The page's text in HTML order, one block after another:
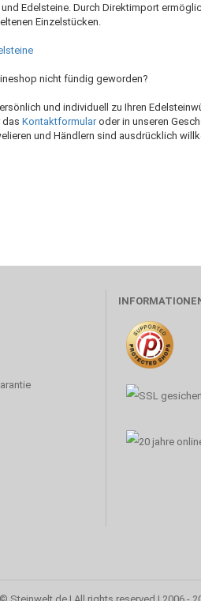
Edelsteine. Durch Direktimport
Einzelstücken.
nicht fündig geworden?
und individuell zu Ihren
das Kontaktformularoder in unseren
und Händlern sind ausdrücklich